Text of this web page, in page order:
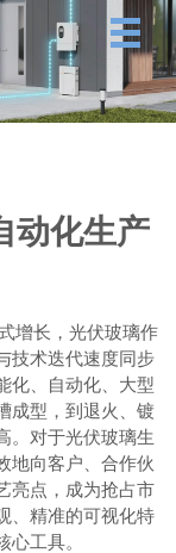
动化生产
增长，光伏玻璃作
技术迭代速度同步
化、自动化、大型
成型，到退火、镀
。对于光伏玻璃生
地向客户、合作伙
亮点，成为抢占市
、精准的可视化特
工具。